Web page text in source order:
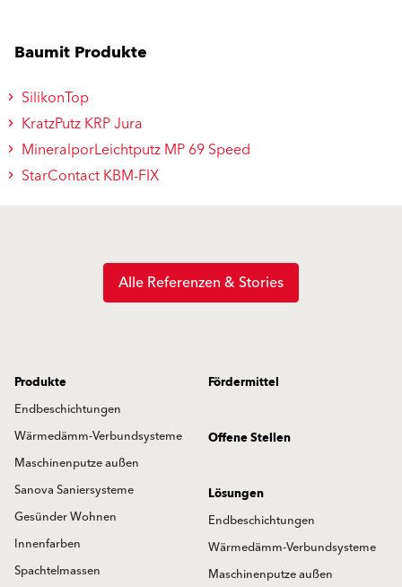
Baumit Produkte
SilikonTop
KratzPutz KRP Jura
MineralporLeichtputz MP 69 Speed
StarContact KBM-FIX
Alle Referenzen & Stories
Produkte
Endbeschichtungen
Wärmedämm-Verbundsysteme
Maschinenputze außen
Sanova Saniersysteme
Gesünder Wohnen
Innenfarben
Spachtelmassen
Fördermittel
Offene Stellen
Lösungen
Endbeschichtungen
Wärmedämm-Verbundsysteme
Maschinenputze außen